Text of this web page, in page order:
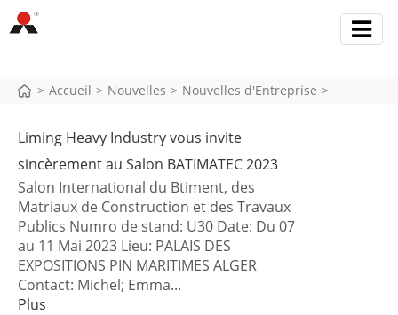
> Accueil > Nouvelles > Nouvelles d'Entreprise >
Liming Heavy Industry vous invite
sincèrement au Salon BATIMATEC 2023
Salon International du Btiment, des
Matriaux de Construction et des Travaux
Publics Numro de stand: U30 Date: Du 07
au 11 Mai 2023 Lieu: PALAIS DES
EXPOSITIONS PIN MARITIMES ALGER
Contact: Michel; Emma...
Plus